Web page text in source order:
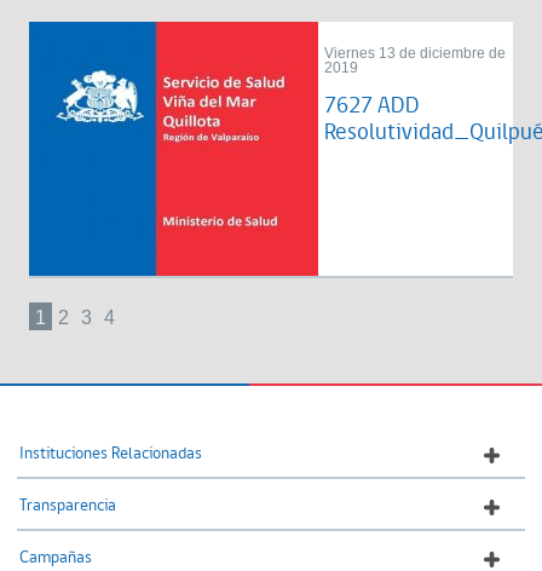
Viernes 13 de diciembre de
2019
7627 ADD
1 2 3 4
Instituciones Relacionadas
Transparencia
Campañas